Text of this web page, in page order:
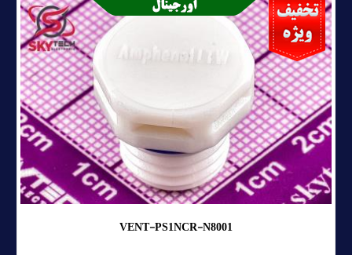
VENT-PS1NCR-N8001